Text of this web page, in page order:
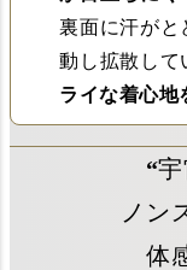
裏面に汗がと
動し拡散して
ライな着心地
“
ノン
体